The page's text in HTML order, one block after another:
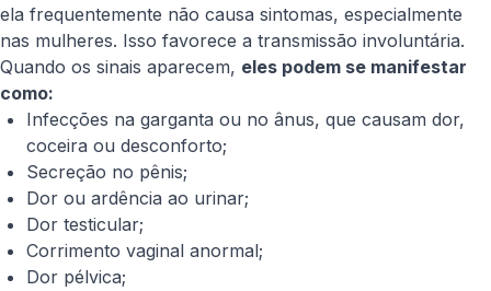
ela frequentemente não causa sintomas, especialmente
nas mulheres. Isso favorece a transmissão involuntária.
Quando os sinais aparecem, eles podem se manifestar
como:
Infecções na garganta ou no ânus, que causam dor,
coceira ou desconforto;
Secreção no pênis;
Dor ou ardência ao urinar;
Dor testicular;
Corrimento vaginal anormal;
Dor pélvica;